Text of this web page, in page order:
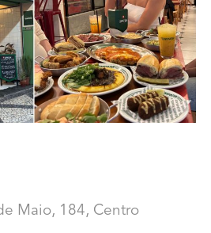
Maio, 184, Centro